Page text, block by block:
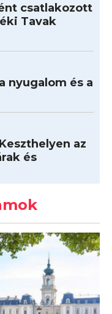
csatlakozott
Tavak
nyugalom és a
az
és